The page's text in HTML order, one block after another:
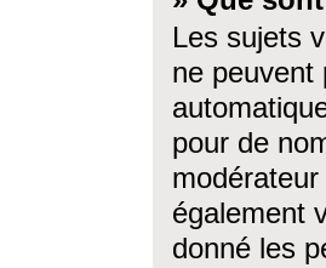
Les sujets
ne peuvent
pour de
également
donné les